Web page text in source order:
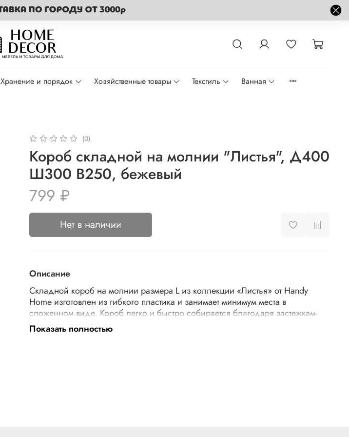
Хранение и порядок Хозяйственные товары Текстиль Ванная
(0)
Короб складной на молнии "Листья", Д400
Ш300 В250, бежевый
799 ₽
Нет в наличии
Описание
Складной короб на молнии размера L из коллекции «Листья» от Handy
Home изготовлен из гибкого пластика и занимает минимум места в
сложенном виде. Короб легко и быстро собирается благодаря застежкам-
молниям с двух сторон. Удобная ручка из спанбонда позволяет
максимально эргономично хранить наполненный короб даже на самой
Показать полностью